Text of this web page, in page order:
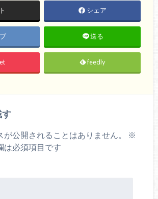
シェア
送る
feedly
す
が公開されることはありません。
※
は必須項目です